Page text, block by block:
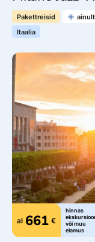
Pakettreisid
Itaalia
al 661 €
hinnas
või muu
elamus